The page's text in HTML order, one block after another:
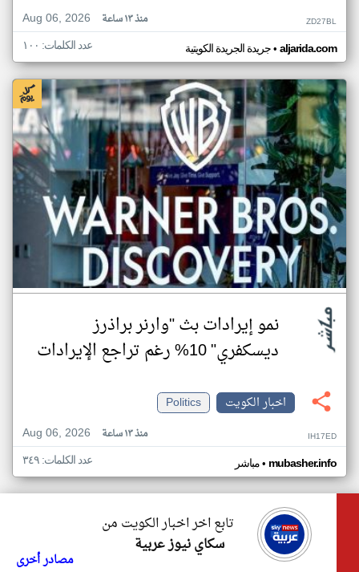
Aug 06, 2026
منذ ١٣ ساعة ZD27BL
جريدة الجريدة الكويتية• aljarida.com عدد الكلمات: ١٠٠
نمو إيرادات بث "وارنر براذرز
ديسكفري" 10% رغم تراجع الإيرادات
اخبار الكويت
Politics
Aug 06, 2026
منذ ١٣ ساعة IH17ED
مباشر• mubasher.info عدد الكلمات: ٣٤٩
تابع اخر اخبار الكويت من
سكاي نيوز عربية
مصادر أخرى